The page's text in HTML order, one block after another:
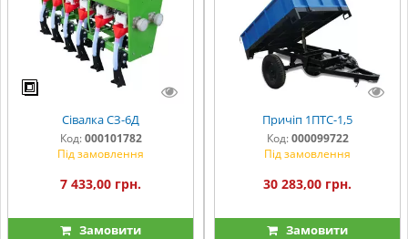
Сівалка СЗ-6Д
Код: 000101782
Під замовлення
7 433,00 грн.
Замовити
Причіп 1ПТС-1,5
Код: 000099722
Під замовлення
30 283,00 грн.
Замовити